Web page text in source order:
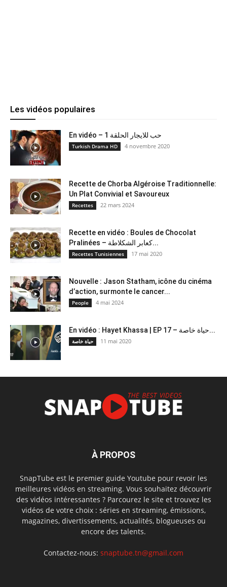
Les vidéos populaires
En vidéo – حب للايجار الحلقة 1
Turkish Drama HD 4 novembre 2020
Recette de Chorba Algéroise Traditionnelle:
Un Plat Convivial et Savoureux
Recettes 22 mars 2024
Recette en vidéo : Boules de Chocolat
Pralinées – كعابر الشكلاطة...
Recettes Tunisiennes 17 mai 2020
Nouvelle : Jason Statham, icône du cinéma
d’action, surmonte le cancer...
People 4 mai 2024
En vidéo : Hayet Khassa | EP 17 – حياة خاصة...
حياة خاصة 11 mai 2020
À PROPOS
SnapTube est le premier guide Youtube pour revoir les
meilleures vidéos en streaming. Vous souhaitez découvrir
des vidéos intéressantes ? Parcourez le site et trouvez les
vidéos de votre choix : séries en streaming, émissions,
magazines, divertissements, actualités, blogueuses ou
encore des talents.
Contactez-nous: snaptube.tn@gmail.com